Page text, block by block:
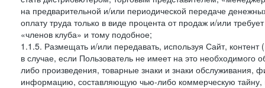
на предварительной и/или периодической передаче
оплату труда только в виде процента от продаж и/или
«членов клуба» и тому подобное;
1.1.5. Размещать и/или передавать, используя Сайт,
в случае, если Пользователь не имеет на это
либо произведения, товарные знаки и знаки
информацию, составляющую чью-либо коммерческую тайну,